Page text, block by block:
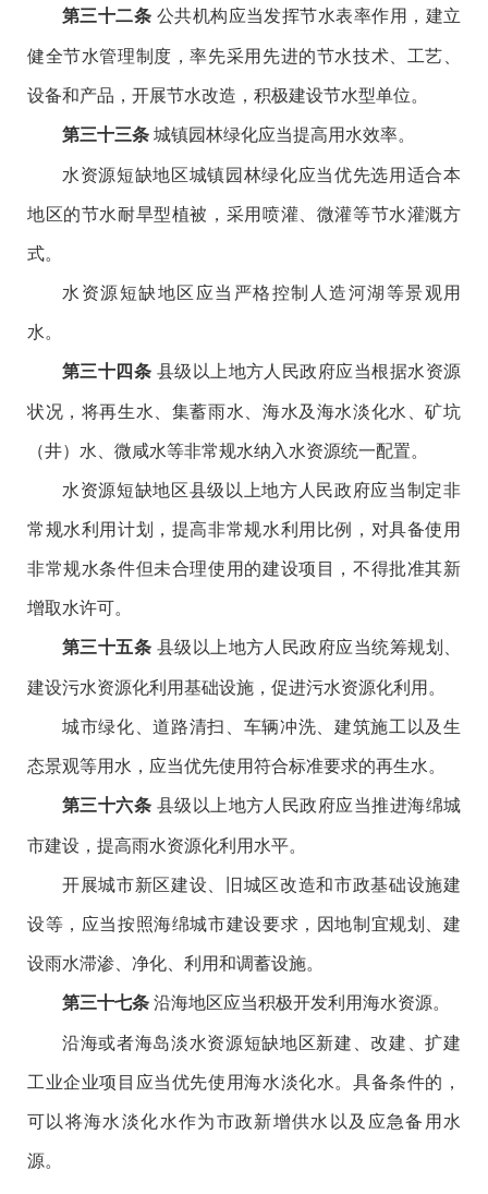
第三十二条 公共机构应当发挥节水表率作用，建立
健全节水管理制度，率先采用先进的节水技术、工艺、
设备和产品，开展节水改造，积极建设节水型单位。
第三十三条 城镇园林绿化应当提高用水效率。
水资源短缺地区城镇园林绿化应当优先选用适合本
地区的节水耐旱型植被，采用喷灌、微灌等节水灌溉方
式。
水资源短缺地区应当严格控制人造河湖等景观用
水。
第三十四条 县级以上地方人民政府应当根据水资源
状况，将再生水、集蓄雨水、海水及海水淡化水、矿坑
（井）水、微咸水等非常规水纳入水资源统一配置。
水资源短缺地区县级以上地方人民政府应当制定非
常规水利用计划，提高非常规水利用比例，对具备使用
非常规水条件但未合理使用的建设项目，不得批准其新
增取水许可。
第三十五条 县级以上地方人民政府应当统筹规划、
建设污水资源化利用基础设施，促进污水资源化利用。
城市绿化、道路清扫、车辆冲洗、建筑施工以及生
态景观等用水，应当优先使用符合标准要求的再生水。
第三十六条 县级以上地方人民政府应当推进海绵城
市建设，提高雨水资源化利用水平。
开展城市新区建设、旧城区改造和市政基础设施建
设等，应当按照海绵城市建设要求，因地制宜规划、建
设雨水滞渗、净化、利用和调蓄设施。
第三十七条 沿海地区应当积极开发利用海水资源。
沿海或者海岛淡水资源短缺地区新建、改建、扩建
工业企业项目应当优先使用海水淡化水。具备条件的，
可以将海水淡化水作为市政新增供水以及应急备用水
源。